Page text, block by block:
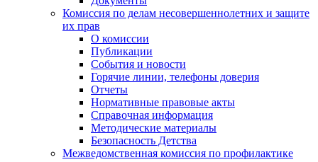
Комиссия по делам несовершеннолетних и защите
их прав
О комиссии
Публикации
События и новости
Горячие линии, телефоны доверия
Отчеты
Нормативные правовые акты
Справочная информация
Методические материалы
Безопасность Детства
Межведомственная комиссия по профилактике